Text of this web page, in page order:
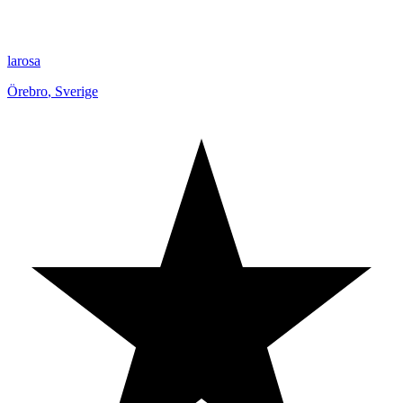
larosa
Örebro, Sverige